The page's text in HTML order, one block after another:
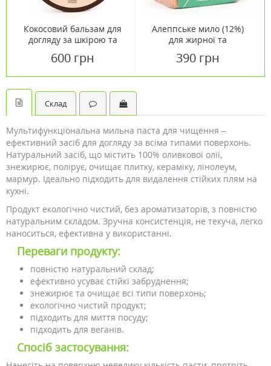
Кокосовий бальзам для
догляду за шкірою та
600 грн
Алеппське мило (12%)
для жирної та
200 г
390 грн
Склад
Мультифункціональна мильна паста для чищення –
ефективний засіб для догляду за всіма типами поверхонь.
Натуральний засіб, що містить 100% оливкової олії,
знежирює, полірує, очищає плитку, кераміку, лінолеум,
мармур. Ідеально підходить для видалення стійких плям на
кухні.
Продукт екологічно чистий, без ароматизаторів, з повністю
натуральним складом. Зручна консистенція, не текуча, легко
наноситься, ефективна у використанні.
Переваги продукту:
повністю натуральний склад;
ефективно усуває стійкі забруднення;
знежирює та очищає всі типи поверхонь;
екологічно чистий продукт;
підходить для миття посуду;
підходить для веганів.
Спосіб застосування: